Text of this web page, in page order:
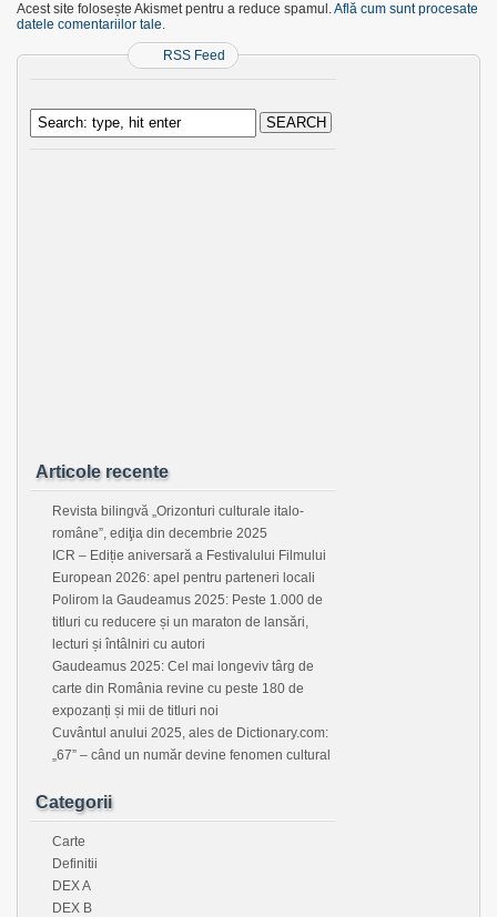
Acest site folosește Akismet pentru a reduce spamul.Află cum sunt procesate
datele comentariilor tale.
RSS Feed
Articole recente
Revista bilingvă „Orizonturi culturale italo-
române”, ediţia din decembrie 2025
ICR – Ediție aniversară a Festivalului Filmului
European 2026: apel pentru parteneri locali
Polirom la Gaudeamus 2025: Peste 1.000 de
titluri cu reducere și un maraton de lansări,
lecturi și întâlniri cu autori
Gaudeamus 2025: Cel mai longeviv târg de
carte din România revine cu peste 180 de
expozanți și mii de titluri noi
Cuvântul anului 2025, ales de Dictionary.com:
„67” – când un număr devine fenomen cultural
Categorii
Carte
Definitii
DEX A
DEX B